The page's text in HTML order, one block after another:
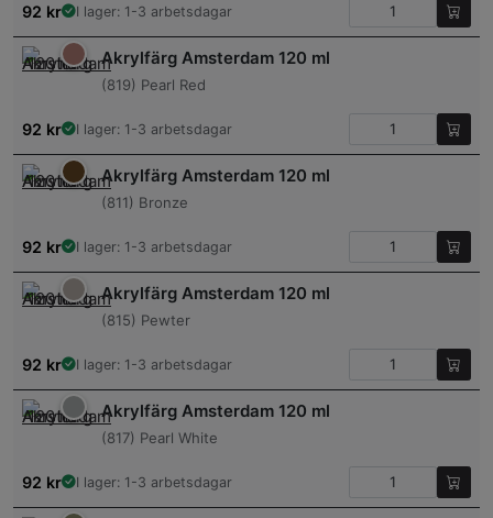
92 kr I lager: 1-3 arbetsdagar
Akrylfärg Amsterdam 120 ml
(819) Pearl Red
92 kr I lager: 1-3 arbetsdagar
Akrylfärg Amsterdam 120 ml
(811) Bronze
92 kr I lager: 1-3 arbetsdagar
Akrylfärg Amsterdam 120 ml
(815) Pewter
92 kr I lager: 1-3 arbetsdagar
Akrylfärg Amsterdam 120 ml
(817) Pearl White
92 kr I lager: 1-3 arbetsdagar